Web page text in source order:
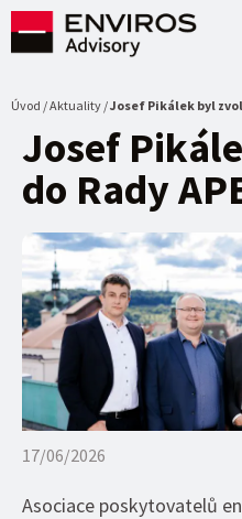
Úvod / Aktuality /Josef Pikálek byl
Josef
do Rady
17/06/2026
Asociace poskytovatelů